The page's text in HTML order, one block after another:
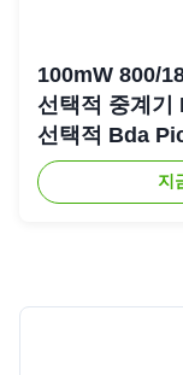
100mW 800/
선택적 중계기
선택적 Bda
지